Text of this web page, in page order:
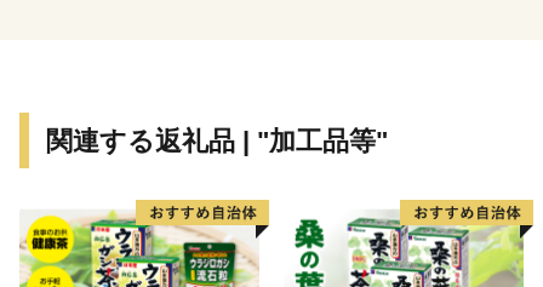
施設も年々充実しています。
さらに豊かな自然環境と都市部の調和、温暖な気候、魅
力ある食文化などにより、近年、観光地としての人気も
高まっています。
関連する返礼品 | "加工品等"